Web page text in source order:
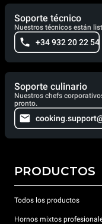
Soporte técnico
Nuestros técnicos están
+34 932 20 22 54
Soporte culinario
Nuestros chefs
pronto.
PRODUCTOS
Todos los productos
Hornos mixtos